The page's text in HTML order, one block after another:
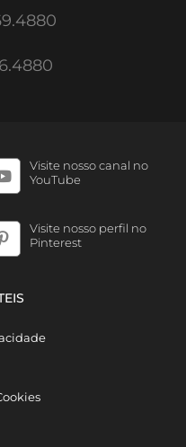
Visite nosso canal no
YouTube
Visite nosso perfil no
Pinterest